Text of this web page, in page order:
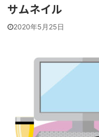
サムネイル
2020年5月25日